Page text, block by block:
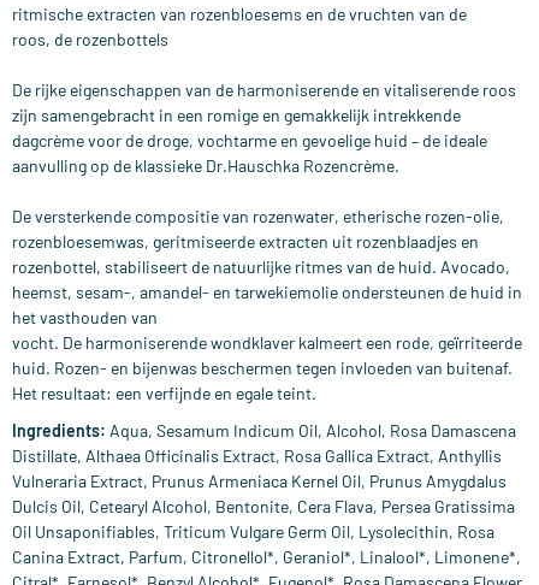
ritmische extracten van rozenbloesems en de vruchten van de
roos, de rozenbottels
De rijke eigenschappen van de harmoniserende en vitaliserende roos
zijn samengebracht in een romige en gemakkelijk intrekkende
dagcrème voor de droge, vochtarme en gevoelige huid – de ideale
aanvulling op de klassieke Dr.Hauschka Rozencrème.
De versterkende compositie van rozenwater, etherische rozen-olie,
rozenbloesemwas, geritmiseerde extracten uit rozenblaadjes en
rozenbottel, stabiliseert de natuurlijke ritmes van de huid. Avocado,
heemst, sesam-, amandel- en tarwekiemolie ondersteunen de huid in
het vasthouden van
vocht. De harmoniserende wondklaver kalmeert een rode, geïrriteerde
huid. Rozen- en bijenwas beschermen tegen invloeden van buitenaf.
Het resultaat: een verfijnde en egale teint.
Ingredients: Aqua, Sesamum Indicum Oil, Alcohol, Rosa Damascena
Distillate, Althaea Officinalis Extract, Rosa Gallica Extract, Anthyllis
Vulneraria Extract, Prunus Armeniaca Kernel Oil, Prunus Amygdalus
Dulcis Oil, Cetearyl Alcohol, Bentonite, Cera Flava, Persea Gratissima
Oil Unsaponifiables, Triticum Vulgare Germ Oil, Lysolecithin, Rosa
Canina Extract, Parfum, Citronellol*, Geraniol*, Linalool*, Limonene*,